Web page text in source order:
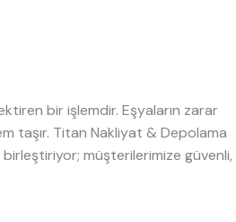
bir işlemdir. Eşyaların zarar
taşır. Titan Nakliyat & Depolama
müşterilerimize güvenli,